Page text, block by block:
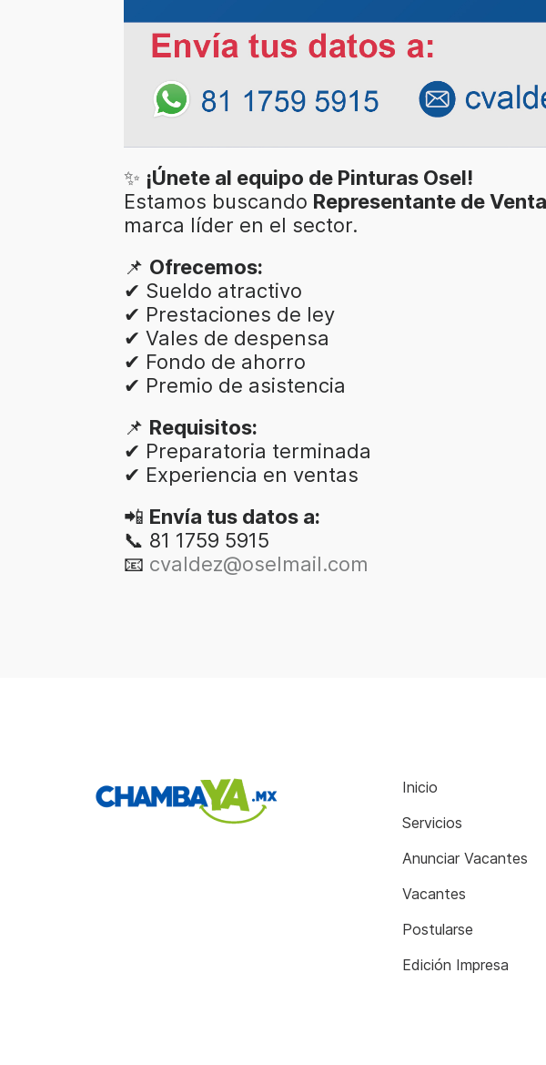
✨ ¡Únete al equipo de Pinturas Osel!
Estamos buscando Representante de
marca líder en el sector.
📌 Ofrecemos:
✔ Sueldo atractivo
✔ Prestaciones de ley
✔ Vales de despensa
✔ Fondo de ahorro
✔ Premio de asistencia
📌 Requisitos:
✔ Preparatoria terminada
✔ Experiencia en ventas
📲 Envía tus datos a:
📞 81 1759 5915
📧 cvaldez@oselmail.com
Inicio
Servicios
Anunciar Vacantes
Vacantes
Postularse
Edición Impresa